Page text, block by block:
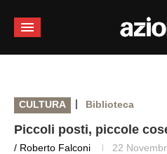
CULTURA | Biblioteca
Piccoli posti, piccole
/ Roberto Falconi 22